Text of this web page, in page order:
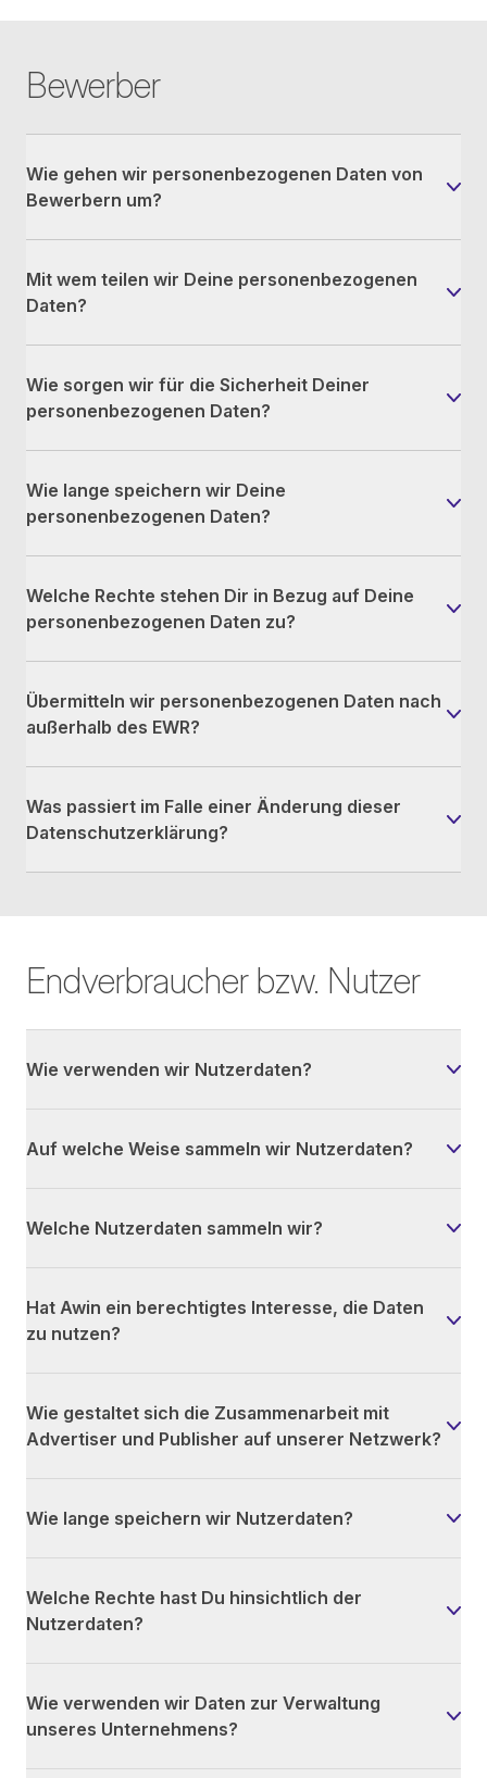
Bewerber
Wie gehen wir personenbezogenen Daten von
Bewerbern um?
Mit wem teilen wir Deine personenbezogenen
Daten?
Wie sorgen wir für die Sicherheit Deiner
personenbezogenen Daten?
Wie lange speichern wir Deine
personenbezogenen Daten?
Welche Rechte stehen Dir in Bezug auf Deine
personenbezogenen Daten zu?
Übermitteln wir personenbezogenen Daten nach
außerhalb des EWR?
Was passiert im Falle einer Änderung dieser
Datenschutzerklärung?
Endverbraucher bzw. Nutzer
Wie verwenden wir Nutzerdaten?
Auf welche Weise sammeln wir Nutzerdaten?
Welche Nutzerdaten sammeln wir?
Hat Awin ein berechtigtes Interesse, die Daten
zu nutzen?
Wie gestaltet sich die Zusammenarbeit mit
Advertiser und Publisher auf unserer Netzwerk?
Wie lange speichern wir Nutzerdaten?
Welche Rechte hast Du hinsichtlich der
Nutzerdaten?
Wie verwenden wir Daten zur Verwaltung
unseres Unternehmens?